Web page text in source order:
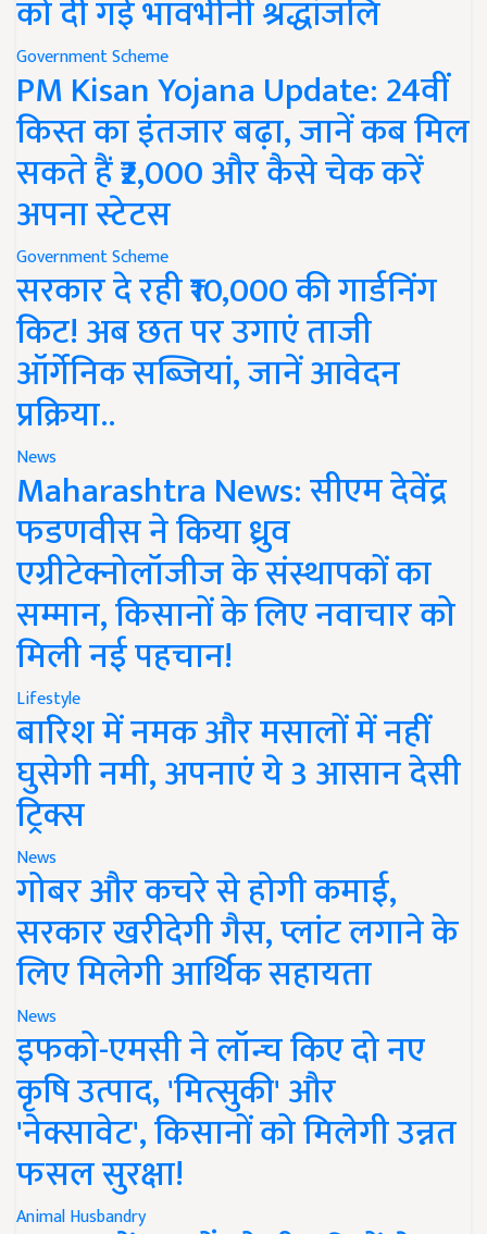
को दी गई भावभीनी श्रद्धांजलि
Government Scheme
PM Kisan Yojana Update: 24वीं
किस्त का इंतजार बढ़ा, जानें कब मिल
सकते हैं ₹2,000 और कैसे चेक करें
अपना स्टेटस
Government Scheme
सरकार दे रही ₹10,000 की गार्डनिंग
किट! अब छत पर उगाएं ताजी
ऑर्गेनिक सब्जियां, जानें आवेदन
प्रक्रिया..
News
Maharashtra News: सीएम देवेंद्र
फडणवीस ने किया ध्रुव
एग्रीटेक्नोलॉजीज के संस्थापकों का
सम्मान, किसानों के लिए नवाचार को
मिली नई पहचान!
Lifestyle
बारिश में नमक और मसालों में नहीं
घुसेगी नमी, अपनाएं ये 3 आसान देसी
ट्रिक्स
News
गोबर और कचरे से होगी कमाई,
सरकार खरीदेगी गैस, प्लांट लगाने के
लिए मिलेगी आर्थिक सहायता
News
इफको-एमसी ने लॉन्च किए दो नए
कृषि उत्पाद, 'मित्सुकी' और
'नेक्सावेट', किसानों को मिलेगी उन्नत
फसल सुरक्षा!
Animal Husbandry